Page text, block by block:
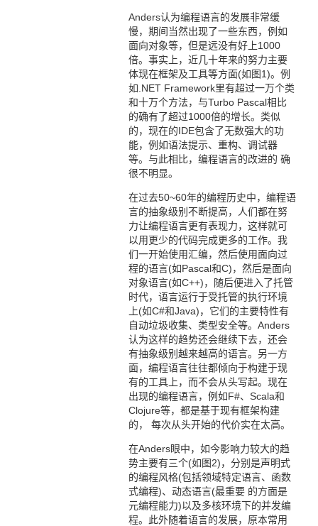
Anders认为编程语言的发展非常缓
慢，期间当然出现了一些东西，例如
面向对象等，但是远没有好上1000
倍。事实上，近几十年来的努力主要
体现在框架及工具等方面(如图1)。例
如.NET Framework里有超过一万个类
和十万个方法，与Turbo Pascal相比
的确有了超过1000倍的增长。类似
的，现在的IDE包含了无数强大的功
能，例如语法提示、重构、调试器
等。与此相比，编程语言的改进的 确
很不明显。
在过去50~60年的编程历史中，编程语
言的抽象级别不断提高，人们都在努
力让编程语言更有表现力，这样就可
以用更少的代码完成更多的工作。我
们一开始使用汇编，然后使用面向过
程的语言(如Pascal和C)，然后是面向
对象语言(如C++)，随后便进入了托管
时代，语言运行于受托管的执行环境
上(如C#和Java)，它们的主要特性有
自动垃圾收集、类型安全等。Anders
认为这样的趋势还会继续下去，还会
有抽象级别越来越高的语言。另一方
面，编程语言往往都倾向于构建于现
有的工具上，而不会从头写起。现在
出现的编程语言，例如F#、Scala和
Clojure等，都是基于现有框架构建
的， 每次从头开始的代价实在太高。
在Anders眼中，如今影响力较大的趋
势主要有三个(如图2)，分别是声明式
的编程风格(包括领域特定语言、函数
式编程)、动态语言(最重要 的方面是
元编程能力)以及多核环境下的并发编
程。此外随着语言的发展，原本常用